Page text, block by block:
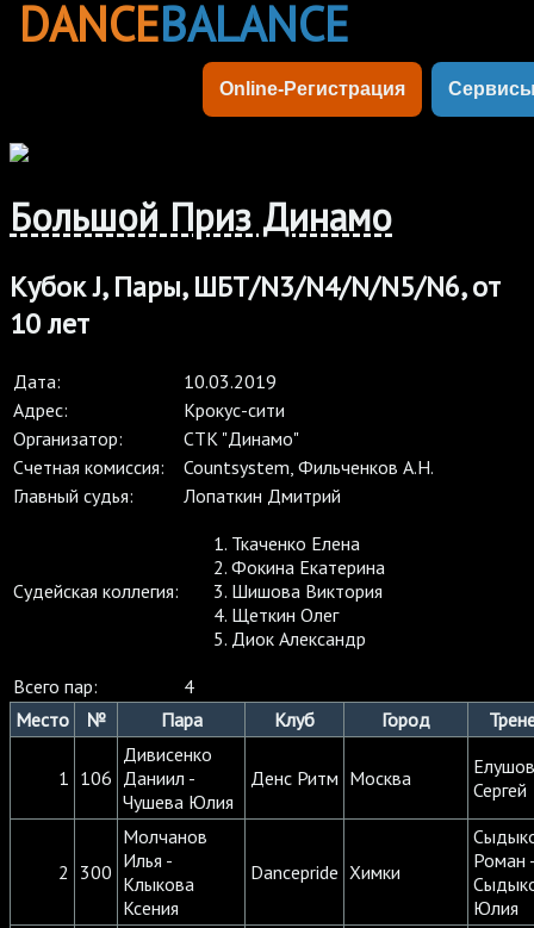
DANCEBALANCE
Online-Регистрация
Большой Приз Динамо
Кубок J, Пары, ШБТ/N3/N4/N/N5/N6, от
10 лет
Дата:
10.03.2019
Адрес:
Крокус-сити
Организатор:
СТК "Динамо"
Cчетная комиссия:
Countsystem, Фильченков А.Н.
Главный судья:
Лопаткин Дмитрий
Судейская коллегия:
Ткаченко Елена
Фокина Екатерина
Шишова Виктория
Щеткин Олег
Диок Александр
Всего пар:
4
Место
№ Пара Клуб Город
1 106
Дивисенко
Даниил -
Чушева Юлия
Денс Ритм Москва
Елушов
Сергей
2 300
Молчанов
Илья -
Клыкова
Ксения
Dancepride Химки
Роман
Юлия